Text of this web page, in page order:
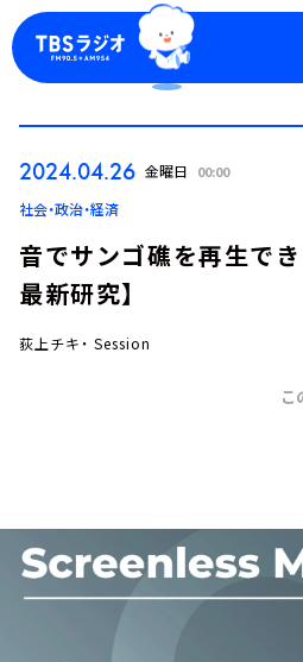
イベント・グッズ
YouTube
会社情報
2024.04.26 金曜日 00:00
社会・政治・経済
音でサンゴ礁を再生で
最新研究】
荻上チキ・ Session
こ